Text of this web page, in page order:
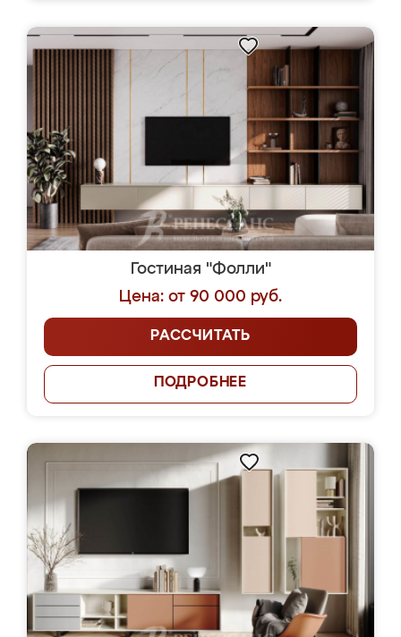
Гостиная "Фолли"
Цена: от 90 000 руб.
РАССЧИТАТЬ
ПОДРОБНЕЕ